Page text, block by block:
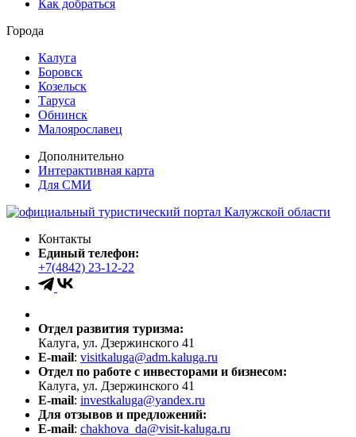
Как добраться
Города
Калуга
Боровск
Козельск
Таруса
Обнинск
Малоярославец
Дополнительно
Интерактивная карта
Для СМИ
Контакты
Единый телефон:
+7(4842) 23-12-22
Отдел развития туризма:
Калуга, ул. Дзержинского 41
E-mail: visitkaluga@adm.kaluga.ru
Отдел по работе с инвесторами и бизнесом:
Калуга, ул. Дзержинского 41
E-mail: investkaluga@yandex.ru
Для отзывов и предложений:
E-mail: chakhova_da@visit-kaluga.ru